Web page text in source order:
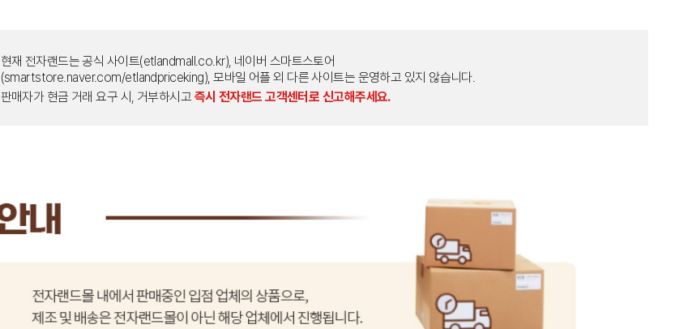
현재 전자랜드는 공식 사이트(etlandmall.co.kr), 네이버 스마트스토어
(smartstore.naver.com/etlandpriceking), 모바일 어플 외 다른 사이트는 운영하고 있지 않습니다.
판매자가 현금 거래 요구 시, 거부하시고 즉시 전자랜드 고객센터로 신고해주세요.